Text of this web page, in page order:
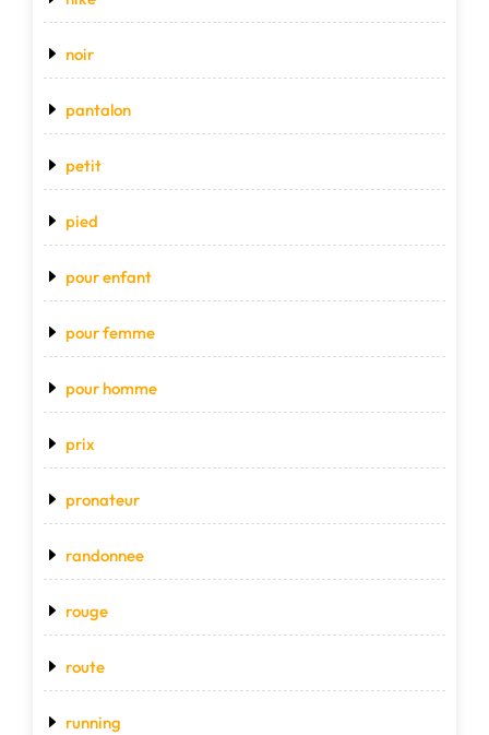
noir
pantalon
petit
pied
pour enfant
pour femme
pour homme
prix
pronateur
randonnee
rouge
route
running